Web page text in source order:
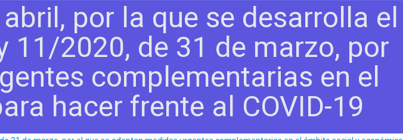
por la que se desarrolla el
11/2020, de 31 de marzo, por
complementarias en el
hacer frente al COVID-19